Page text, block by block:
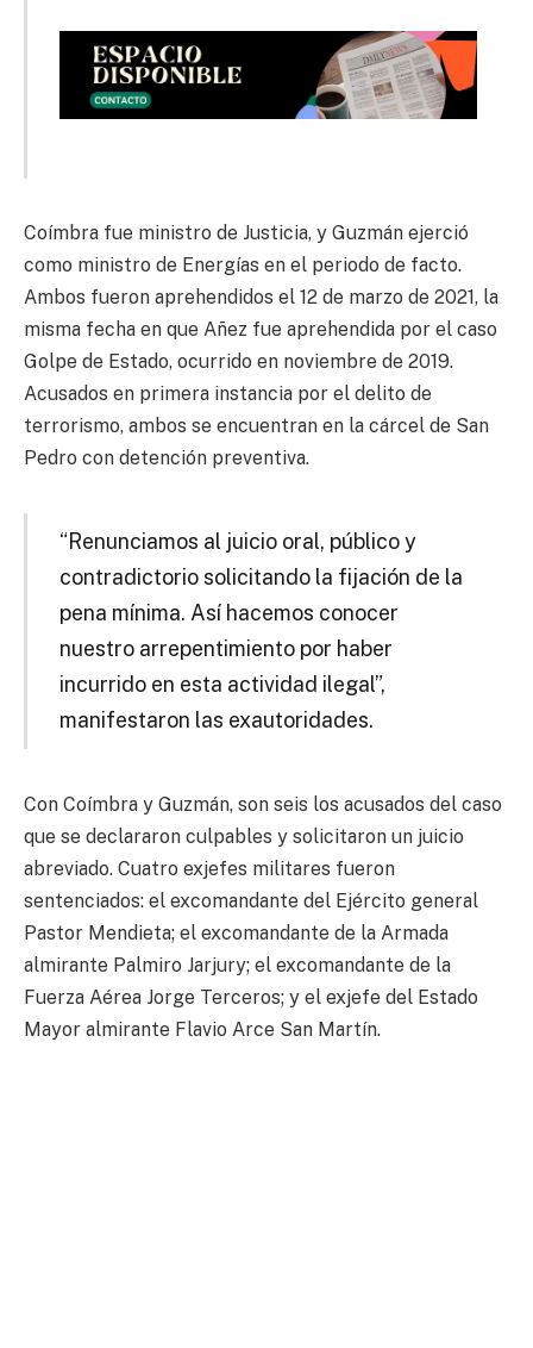
Coímbra fue ministro de Justicia, y Guzmán ejerció
como ministro de Energías en el periodo de facto.
Ambos fueron aprehendidos el 12 de marzo de 2021, la
misma fecha en que Añez fue aprehendida por el caso
Golpe de Estado, ocurrido en noviembre de 2019.
Acusados en primera instancia por el delito de
terrorismo, ambos se encuentran en la cárcel de San
Pedro con detención preventiva.
“Renunciamos al juicio oral, público y
contradictorio solicitando la fijación de la
pena mínima. Así hacemos conocer
nuestro arrepentimiento por haber
incurrido en esta actividad ilegal”,
manifestaron las exautoridades.
Con Coímbra y Guzmán, son seis los acusados del caso
que se declararon culpables y solicitaron un juicio
abreviado. Cuatro exjefes militares fueron
sentenciados: el excomandante del Ejército general
Pastor Mendieta; el excomandante de la Armada
almirante Palmiro Jarjury; el excomandante de la
Fuerza Aérea Jorge Terceros; y el exjefe del Estado
Mayor almirante Flavio Arce San Martín.